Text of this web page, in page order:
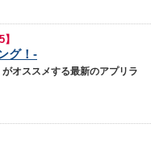
グ！-
オススメする最新のアプリラ